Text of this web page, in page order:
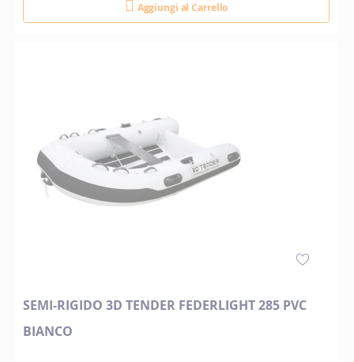
Aggiungi al Carrello
SEMI-RIGIDO 3D TENDER FEDERLIGHT 285 PVC
BIANCO